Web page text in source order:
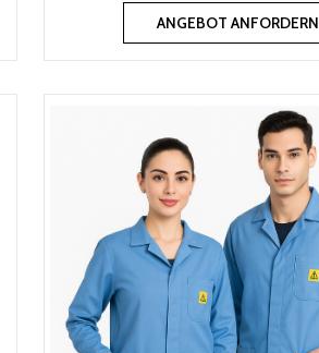
ANGEBOT ANFORDERN